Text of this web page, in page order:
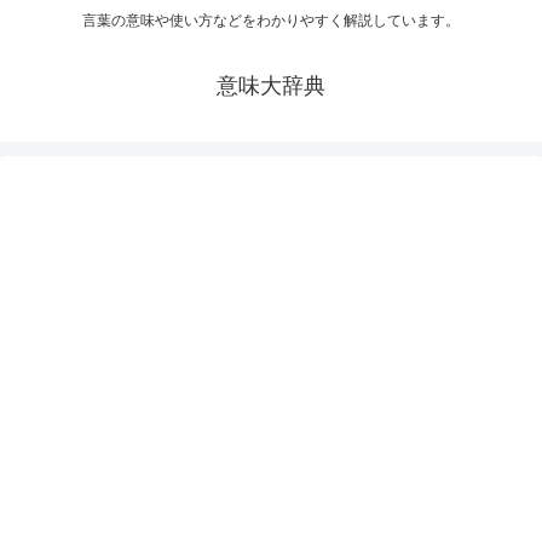
言葉の意味や使い方などをわかりやすく解説しています。
意味大辞典